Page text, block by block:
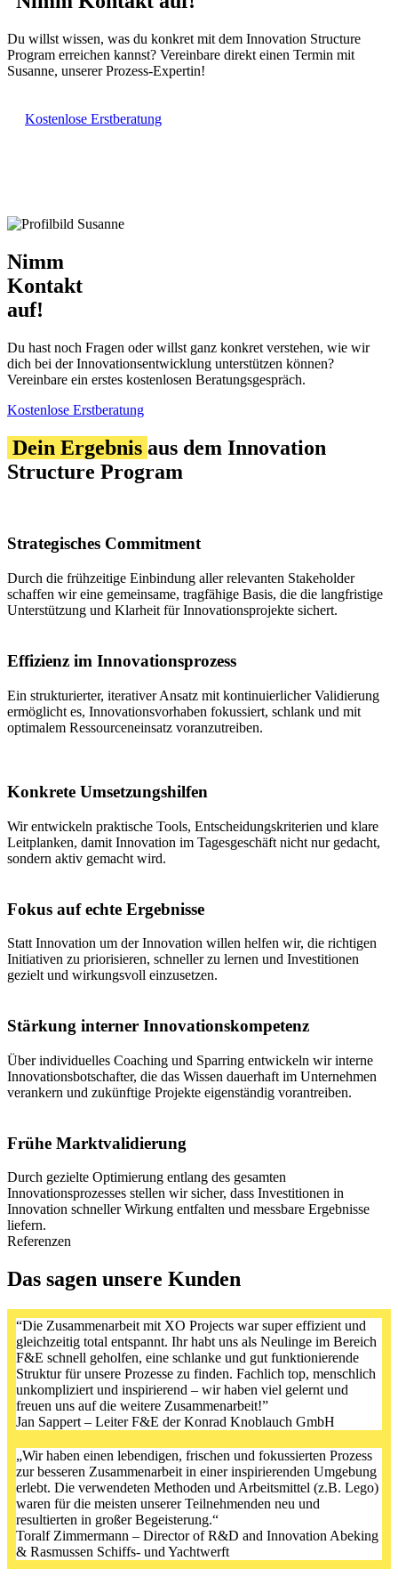
Du willst wissen, was du konkret mit dem Innovation Structure
Program erreichen kannst? Vereinbare direkt einen Termin mit
Susanne, unserer Prozess-Expertin!
Kostenlose Erstberatung
Nimm
Kontakt
auf!
Du hast noch Fragen oder willst ganz konkret verstehen, wie wir
dich bei der Innovationsentwicklung unterstützen können?
Vereinbare ein erstes kostenlosen Beratungsgespräch.
Kostenlose Erstberatung
Dein Ergebnis aus dem Innovation
Structure Program
Strategisches Commitment
Durch die frühzeitige Einbindung aller relevanten Stakeholder
schaffen wir eine gemeinsame, tragfähige Basis, die die langfristige
Unterstützung und Klarheit für Innovationsprojekte sichert.
Effizienz im Innovationsprozess
Ein strukturierter, iterativer Ansatz mit kontinuierlicher Validierung
ermöglicht es, Innovationsvorhaben fokussiert, schlank und mit
optimalem Ressourceneinsatz voranzutreiben.
Konkrete Umsetzungshilfen
Wir entwickeln praktische Tools, Entscheidungskriterien und klare
Leitplanken, damit Innovation im Tagesgeschäft nicht nur gedacht,
sondern aktiv gemacht wird.
Fokus auf echte Ergebnisse
Statt Innovation um der Innovation willen helfen wir, die richtigen
Initiativen zu priorisieren, schneller zu lernen und Investitionen
gezielt und wirkungsvoll einzusetzen.
Stärkung interner Innovationskompetenz
Über individuelles Coaching und Sparring entwickeln wir interne
Innovationsbotschafter, die das Wissen dauerhaft im Unternehmen
verankern und zukünftige Projekte eigenständig vorantreiben.
Frühe Marktvalidierung
Durch gezielte Optimierung entlang des gesamten
Innovationsprozesses stellen wir sicher, dass Investitionen in
Innovation schneller Wirkung entfalten und messbare Ergebnisse
liefern.
Referenzen
Das sagen unsere Kunden
“Die Zusammenarbeit mit XO Projects war super effizient und
gleichzeitig total entspannt. Ihr habt uns als Neulinge im Bereich
F&E schnell geholfen, eine schlanke und gut funktionierende
Struktur für unsere Prozesse zu finden. Fachlich top, menschlich
unkompliziert und inspirierend – wir haben viel gelernt und
freuen uns auf die weitere Zusammenarbeit!”
Jan Sappert – Leiter F&E der Konrad Knoblauch GmbH
„Wir haben einen lebendigen, frischen und fokussierten Prozess
zur besseren Zusammenarbeit in einer inspirierenden Umgebung
erlebt. Die verwendeten Methoden und Arbeitsmittel (z.B. Lego)
waren für die meisten unserer Teilnehmenden neu und
resultierten in großer Begeisterung.“
Toralf Zimmermann – Director of R&D and Innovation Abeking
& Rasmussen Schiffs- und Yachtwerft